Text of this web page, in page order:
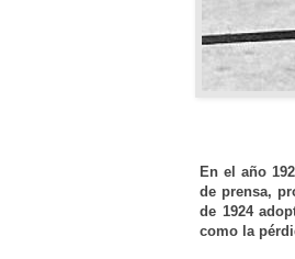
En el año 192
de prensa,
de 1924
como la